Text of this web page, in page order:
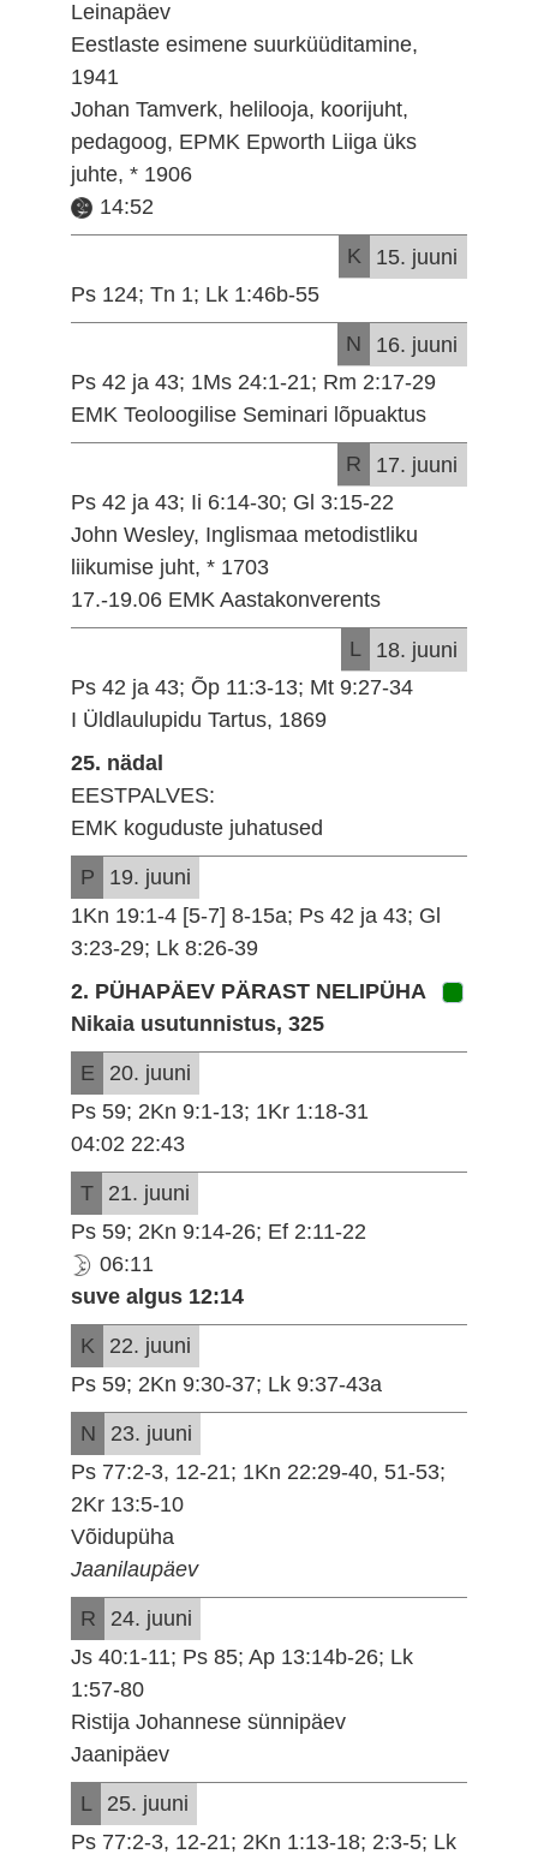
Leinapäev
Eestlaste esimene suurküüditamine,
1941
Johan Tamverk, helilooja, koorijuht,
pedagoog, EPMK Epworth Liiga üks
juhte, * 1906
14:52
K
15. juuni
Ps 124; Tn 1; Lk 1:46b-55
N
16. juuni
Ps 42 ja 43; 1Ms 24:1-21; Rm 2:17-29
EMK Teoloogilise Seminari lõpuaktus
R
17. juuni
Ps 42 ja 43; Ii 6:14-30; Gl 3:15-22
John Wesley, Inglismaa metodistliku
liikumise juht, * 1703
17.-19.06 EMK Aastakonverents
L
18. juuni
Ps 42 ja 43; Õp 11:3-13; Mt 9:27-34
I Üldlaulupidu Tartus, 1869
25. nädal
EESTPALVES:
EMK koguduste juhatused
P
19. juuni
1Kn 19:1-4 [5-7] 8-15a; Ps 42 ja 43; Gl
3:23-29; Lk 8:26-39
2. PÜHAPÄEV PÄRAST NELIPÜHA
Nikaia usutunnistus, 325
E
20. juuni
Ps 59; 2Kn 9:1-13; 1Kr 1:18-31
04:02 22:43
T
21. juuni
Ps 59; 2Kn 9:14-26; Ef 2:11-22
06:11
suve algus 12:14
K
22. juuni
Ps 59; 2Kn 9:30-37; Lk 9:37-43a
N
23. juuni
Ps 77:2-3, 12-21; 1Kn 22:29-40, 51-53;
2Kr 13:5-10
Võidupüha
Jaanilaupäev
R
24. juuni
Js 40:1-11; Ps 85; Ap 13:14b-26; Lk
1:57-80
Ristija Johannese sünnipäev
Jaanipäev
L
25. juuni
Ps 77:2-3, 12-21; 2Kn 1:13-18; 2:3-5; Lk